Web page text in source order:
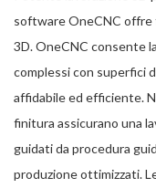
software OneCNC offre
3D. OneCNC consente
complessi con superfici
affidabile ed efficiente.
finitura assicurano una
guidati da procedura
produzione ottimizzati.